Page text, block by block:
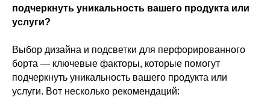
подчеркнуть уникальность вашего продукта или
услуги?
Выбор дизайна и подсветки для перфорированного
борта — ключевые факторы, которые помогут
подчеркнуть уникальность вашего продукта или
услуги. Вот несколько рекомендаций: